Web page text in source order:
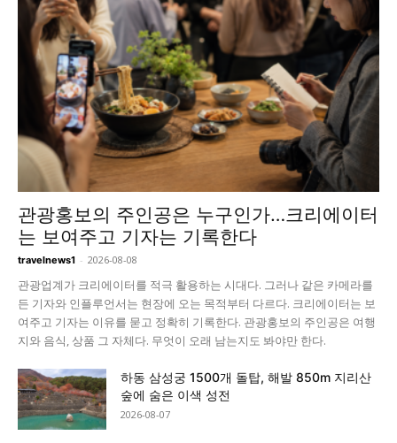
관광홍보의 주인공은 누구인가…크리에이터
는 보여주고 기자는 기록한다
travelnews1 - 2026-08-08
관광업계가 크리에이터를 적극 활용하는 시대다. 그러나 같은 카메라를
든 기자와 인플루언서는 현장에 오는 목적부터 다르다. 크리에이터는 보
여주고 기자는 이유를 묻고 정확히 기록한다. 관광홍보의 주인공은 여행
지와 음식, 상품 그 자체다. 무엇이 오래 남는지도 봐야만 한다.
하동 삼성궁 1500개 돌탑, 해발 850m 지리산
숲에 숨은 이색 성전
2026-08-07